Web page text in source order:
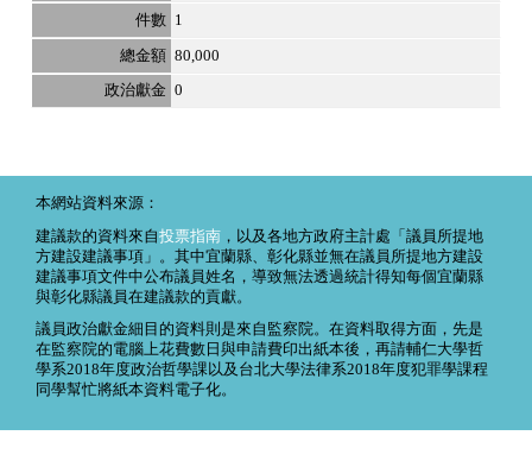
1
80,000
0
本網站資料來源：
建議款的資料來自投票指南 ，以及各地方政府主計處「議員所提地
方建設建議事項」。其中宜蘭縣、彰化縣並無在議員所提地方建設
建議事項文件中公布議員姓名，導致無法透過統計得知每個宜蘭縣
與彰化縣議員在建議款的貢獻。
議員政治獻金細目的資料則是來自監察院。在資料取得方面，先是
在監察院的電腦上花費數日與申請費印出紙本後，再請輔仁大學哲
學系2018年度政治哲學課以及台北大學法律系2018年度犯罪學課程
同學幫忙將紙本資料電子化。